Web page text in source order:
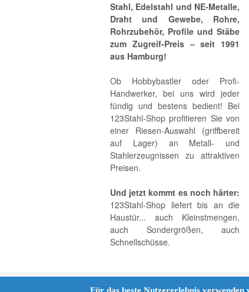
Stahl, Edelstahl und NE-Metalle,
Draht und Gewebe, Rohre,
Rohrzubehör, Profile und Stäbe
zum Zugreif-Preis – seit 1991
aus Hamburg!
Ob Hobbybastler oder Profi-
Handwerker, bei uns wird jeder
fündig und bestens bedient! Bei
123Stahl-Shop profitieren Sie von
einer Riesen-Auswahl (griffbereit
auf Lager) an Metall- und
Stahlerzeugnissen zu attraktiven
Preisen.
Und jetzt kommt es noch härter:
123Stahl-Shop liefert bis an die
Haustür... auch Kleinstmengen,
auch Sondergrößen, auch
Schnellschüsse.